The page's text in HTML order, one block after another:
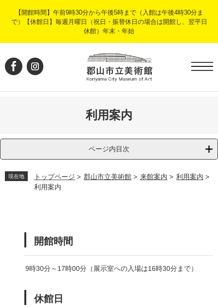
でば
【開館時間】午前9時30分から午後5時まで（入館は午後4時30分ま
で）【休館日】毎週月曜日（祝日・振替休日の場合は開館し、翌平日
休館）年末・年始
利用案内
ページ内目次
現在地 トップページ > 郡山市立美術館 > 来館案内 > 利用案内 >
利用案内
開館時間
9時30分～17時00分（展示室への入場は16時30分まで）
休館日